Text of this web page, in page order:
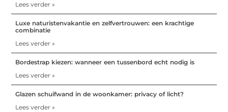
Lees verder »
Luxe naturistenvakantie en zelfvertrouwen: een krachtige
combinatie
Lees verder »
Bordestrap kiezen: wanneer een tussenbord echt nodig is
Lees verder »
Glazen schuifwand in de woonkamer: privacy of licht?
Lees verder »